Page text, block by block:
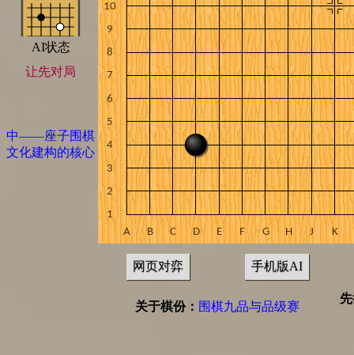
AI状态
让先对局
中——座子围棋
文化建构的核心
网页对弈 手机版AI
关于棋份： 围棋九品与品级赛